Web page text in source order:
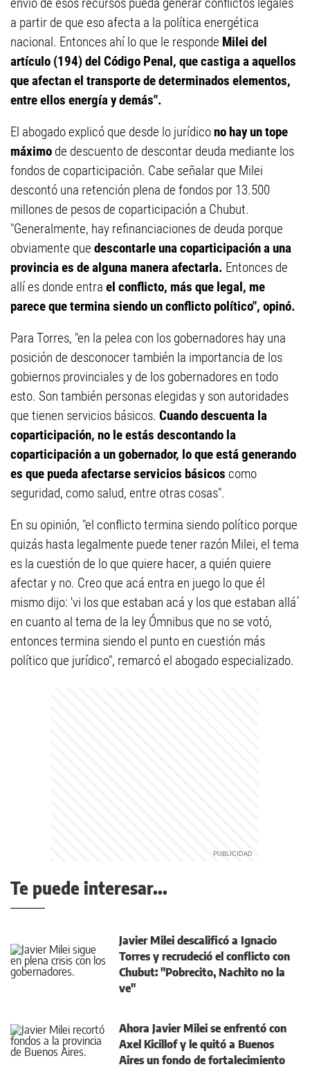
a partir de que eso afecta a la política energética
nacional. Entonces ahí lo que le responde Milei del
artículo (194) del Código Penal, que castiga a aquellos
que afectan el transporte de determinados elementos,
entre ellos energía y demás".
El abogado explicó que desde lo jurídicono hay un tope
máximo de descuento de descontar deuda mediante los
fondos de coparticipación. Cabe señalar que Milei
descontó una retención plena de fondos por 13.500
millones de pesos de coparticipación a Chubut.
"Generalmente, hay refinanciaciones de deuda porque
obviamente que descontarle una coparticipación a una
provincia es de alguna manera afectarla. Entonces de
allí es donde entra el conflicto, más que legal, me
parece que termina siendo un conflicto político", opinó.
Para Torres, "en la pelea con los gobernadores hay una
posición de desconocer también la importancia de los
gobiernos provinciales y de los gobernadores en todo
esto. Son también personas elegidas y son autoridades
que tienen servicios básicos. Cuando descuenta la
coparticipación, no le estás descontando la
coparticipación a un gobernador, lo que está generando
es que pueda afectarse servicios básicos como
seguridad, como salud, entre otras cosas".
En su opinión, "el conflicto termina siendo político porque
quizás hasta legalmente puede tener razón Milei, el tema
es la cuestión de lo que quiere hacer, a quién quiere
afectar y no. Creo que acá entra en juego lo que él
mismo dijo: 'vi los que estaban acá y los que estaban allá´
en cuanto al tema de la ley Ómnibus que no se votó,
entonces termina siendo el punto en cuestión más
político que jurídico", remarcó el abogado especializado.
Te puede interesar...
Javier Milei descalificó a Ignacio
Torres y recrudeció el conflicto con
Chubut: "Pobrecito, Nachito no la
ve"
Ahora Javier Milei se enfrentó con
Axel Kicillof y le quitó a Buenos
Aires un fondo de fortalecimiento